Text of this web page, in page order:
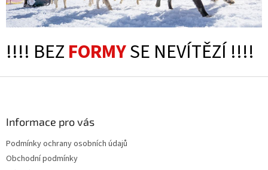
!!!! BEZFORMYSE NEVÍTĚZÍ !!!!
Informace pro vás
Podmínky ochrany osobních údajů
Obchodní podmínky